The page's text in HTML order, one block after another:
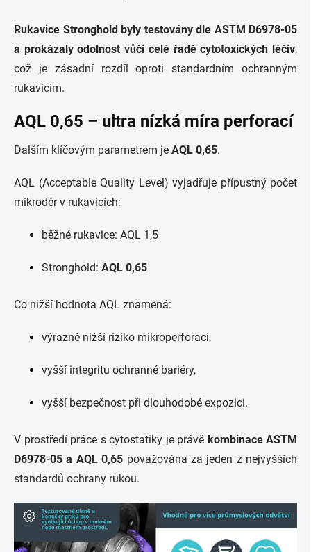
Rukavice Stronghold byly testovány dle ASTM D6978-05
a prokázaly odolnost vůči celé řadě cytotoxických léčiv,
což je zásadní rozdíl oproti standardním ochranným
rukavicím.
AQL 0,65 – ultra nízká míra perforací
Dalším klíčovým parametrem je AQL 0,65.
AQL (Acceptable Quality Level) vyjadřuje přípustný počet
mikroděr v rukavicích:
běžné rukavice: AQL 1,5
Stronghold: AQL 0,65
Co nižší hodnota AQL znamená:
výrazně nižší riziko mikroperforací,
vyšší integritu ochranné bariéry,
vyšší bezpečnost při dlouhodobé expozici.
V prostředí práce s cytostatiky je právě kombinace ASTM
D6978-05 a AQL 0,65 považována za jeden z nejvyšších
standardů ochrany rukou.